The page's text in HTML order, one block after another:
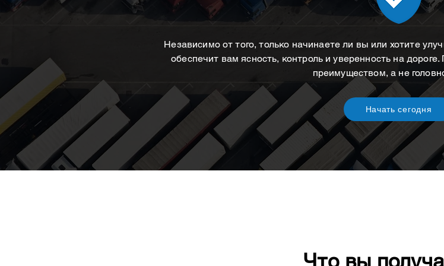
Независимо от того, только начинаете ли вы или хотите
обеспечит вам ясность, контроль и уверенность на
преимуществом, а не
Начать сегодня
Что вы